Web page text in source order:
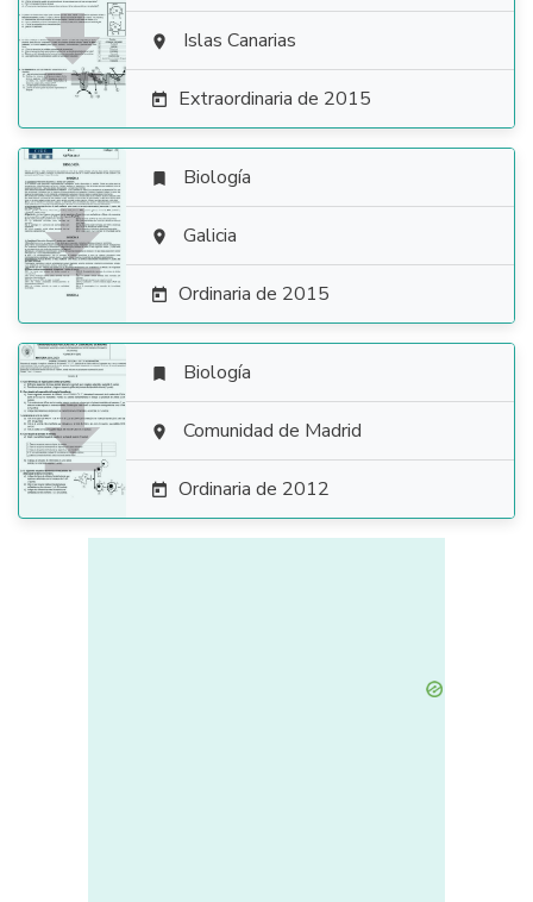
  Islas Canarias
 Extraordinaria de 2015

 Biología
 Galicia
 Ordinaria de 2015

 Biología
 Comunidad de Madrid
 Ordinaria de 2012